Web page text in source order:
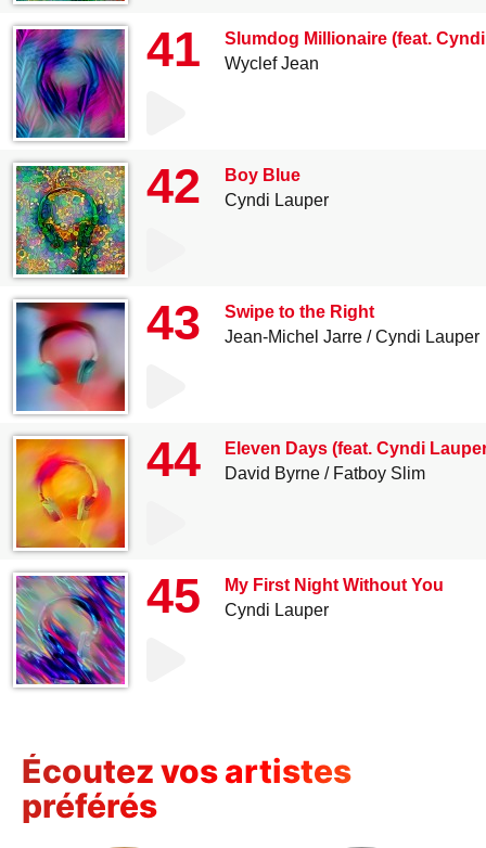
41
Slumdog Millionaire (feat.
Wyclef Jean
42
Boy Blue
Cyndi Lauper
43
Swipe to the Right
Jean-Michel Jarre
Cyndi Lauper
44
Eleven Days (feat. Cyndi
David Byrne
Fatboy Slim
45
My First Night Without You
Cyndi Lauper
Écoutez vos artistes
préférés